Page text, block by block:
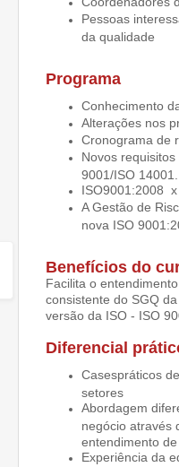
Pessoas
da qualidade
Programa
Conhecimento
Alterações nos
Cronograma de
Novos
9001/ISO 14001.
ISO9001:2008
A Gestão de
nova ISO
Benefícios do
Facilita o
consistente do SGQ
versão da ISO - ISO
Diferencial
Casespráticos
setores
Abordagem
negócio através
entendimento
Experiência da